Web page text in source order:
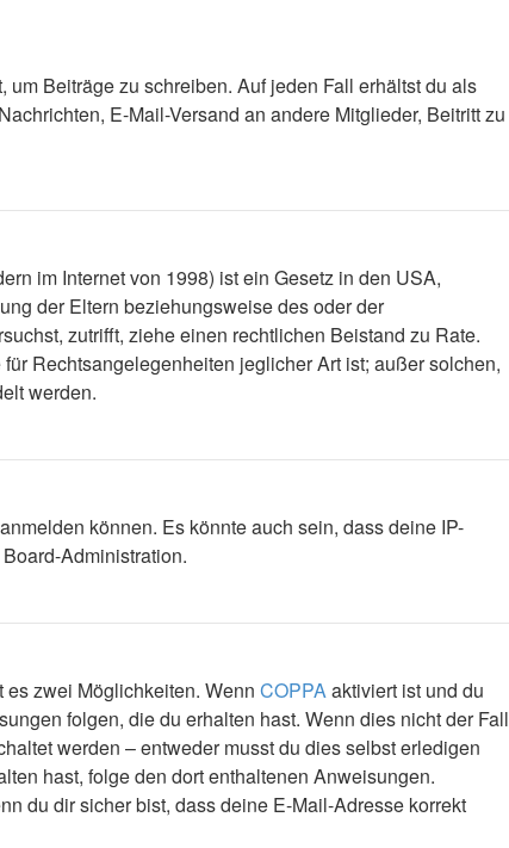
Beiträge zu schreiben. Auf jeden Fall erhältst du als
E-Mail-Versand an andere Mitglieder, Beitritt zu
im Internet von 1998) ist ein Gesetz in den USA,
der Eltern beziehungsweise des oder der
zutrifft, ziehe einen rechtlichen Beistand zu Rate.
Rechtsangelegenheiten jeglicher Art ist; außer solchen,
werden.
können. Es könnte auch sein, dass deine IP-
Administration.
zwei Möglichkeiten. Wenn COPPAaktiviert ist und du
folgen, die du erhalten hast. Wenn dies nicht der Fall
werden – entweder musst du dies selbst erledigen
hast, folge den dort enthaltenen Anweisungen.
du dir sicher bist, dass deine E-Mail-Adresse korrekt